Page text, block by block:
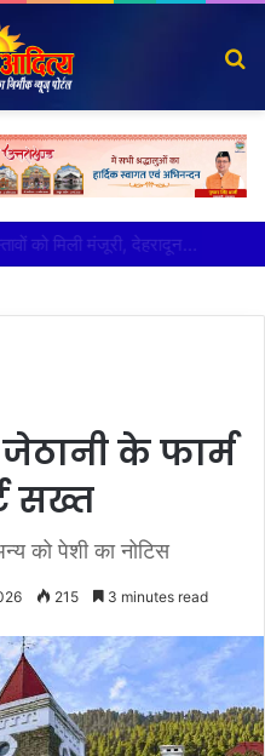
जेठानी के फार्म
सख्त
को पेशी का नोटिस
215 3 minutes read